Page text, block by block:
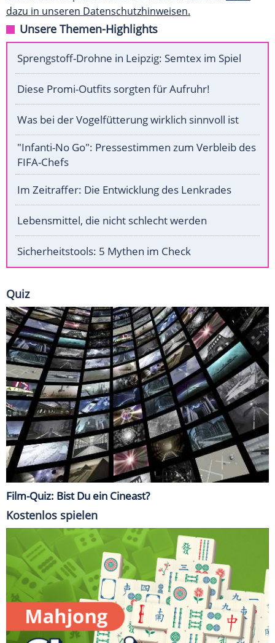
dazu in unseren Datenschutzhinweisen.
Unsere Themen-Highlights
Sprengstoff-Drohne in Leipzig: Semtex im Spiel
Diese Promi-Outfits sorgten für Aufruhr!
Was bei der Vogelfütterung wirklich sinnvoll ist
"Infanti-No Go": Pressestimmen zum Verbleib des
FIFA-Chefs
Im Zeitraffer: Die Entwicklung des Lenkrades
Lebensmittel, die nicht schlecht werden
Sicherheitstools: 5 Mythen im Check
Quiz
Film-Quiz: Bist Du ein Cineast?
Kostenlos spielen